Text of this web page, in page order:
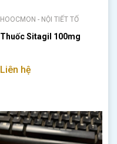
HOOCMON - NỘI TIẾT TỐ
Thuốc Sitagil 100mg
Liên hệ